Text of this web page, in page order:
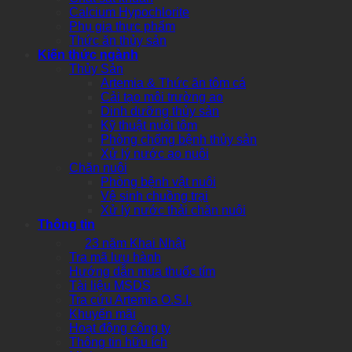
Calcium Hypochlorite
Phụ gia thực phẩm
Thức ăn thủy sản
Kiến thức ngành
Thủy Sản
Artemia & Thức ăn tôm cá
Cải tạo môi trường ao
Dinh dưỡng thủy sản
Kỹ thuật nuôi tôm
Phòng chống bệnh thủy sản
Xử lý nước ao nuôi
Chăn nuôi
Phòng bệnh vật nuôi
Vệ sinh chuồng trại
Xử lý nước thải chăn nuôi
Thông tin
23 năm Khai Nhật
Tra mã lưu hành
Hướng dẫn mua thuốc tím
Tài liệu MSDS
Tra cứu Artemia O.S.I.
Khuyến mãi
Hoạt động công ty
Thông tin hữu ích